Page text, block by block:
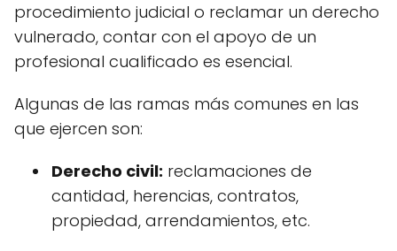
procedimiento judicial o reclamar un derecho
vulnerado, contar con el apoyo de un
profesional cualificado es esencial.
Algunas de las ramas más comunes en las
que ejercen son:
Derecho civil: reclamaciones de
cantidad, herencias, contratos,
propiedad, arrendamientos, etc.